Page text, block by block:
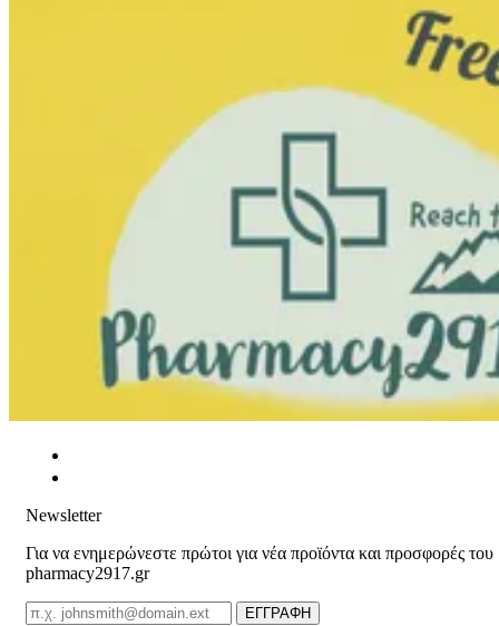
Newsletter
Για να ενημερώνεστε πρώτοι για νέα προϊόντα και προσφορές του
pharmacy2917.gr
Email
ΕΓΓΡΑΦΗ